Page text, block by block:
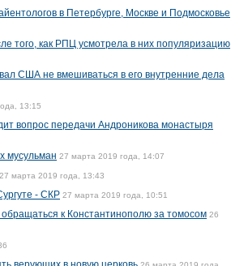
в Петербурге, Москве и Подмосковье
того, как РПЦ усмотрела в них популяризацию
США не вмешиваться в его внутренние дела
13:15
вопрос передачи Андроникова монастыря
мусульман 27 марта 2019 года, 14:07
27 марта 2019 года, 13:43
- СКР 27 марта 2019 года, 10:51
к Константинополю за томосом 26